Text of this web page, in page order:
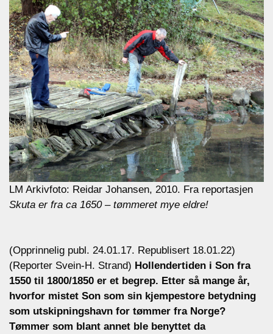
LM Arkivfoto: Reidar Johansen, 2010. Fra reportasjen
Skuta er fra ca 1650 – tømmeret mye eldre!
(Opprinnelig publ. 24.01.17. Republisert 18.01.22)
(Reporter Svein-H. Strand) Hollendertiden i Son fra
1550 til 1800/1850 er et begrep. Etter så mange år,
hvorfor mistet Son som sin kjempestore betydning
som utskipningshavn for tømmer fra Norge?
Tømmer som blant annet ble benyttet da